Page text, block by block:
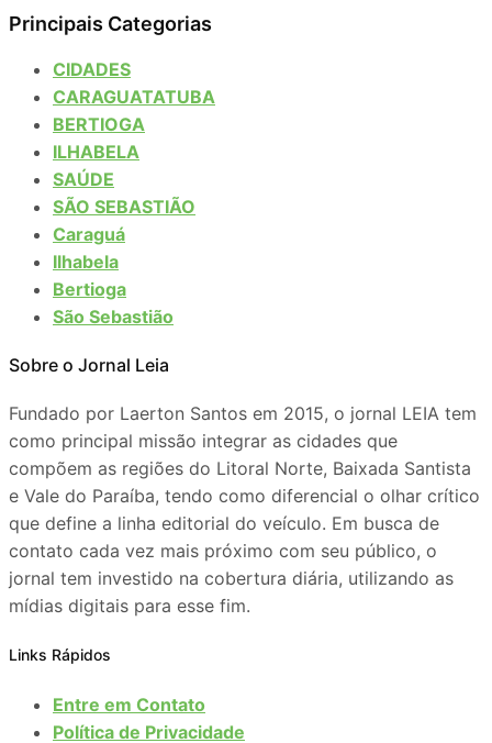
Principais Categorias
CIDADES
CARAGUATATUBA
BERTIOGA
ILHABELA
SAÚDE
SÃO SEBASTIÃO
Caraguá
Ilhabela
Bertioga
São Sebastião
Sobre o Jornal Leia
Fundado por Laerton Santos em 2015, o jornal LEIA tem
como principal missão integrar as cidades que
compõem as regiões do Litoral Norte, Baixada Santista
e Vale do Paraíba, tendo como diferencial o olhar crítico
que define a linha editorial do veículo. Em busca de
contato cada vez mais próximo com seu público, o
jornal tem investido na cobertura diária, utilizando as
mídias digitais para esse fim.
Links Rápidos
Entre em Contato
Política de Privacidade